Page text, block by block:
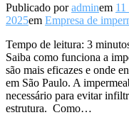
Publicado poradminem
2025em Empresa de
Tempo de leitura: 3
Saiba como funciona a
são mais eficazes e onde
em São Paulo. A
necessário para evitar
estrutura. Como…